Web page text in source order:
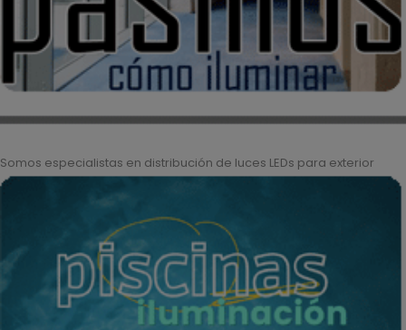
Somos especialistas en distribución de luces LEDs para exterior